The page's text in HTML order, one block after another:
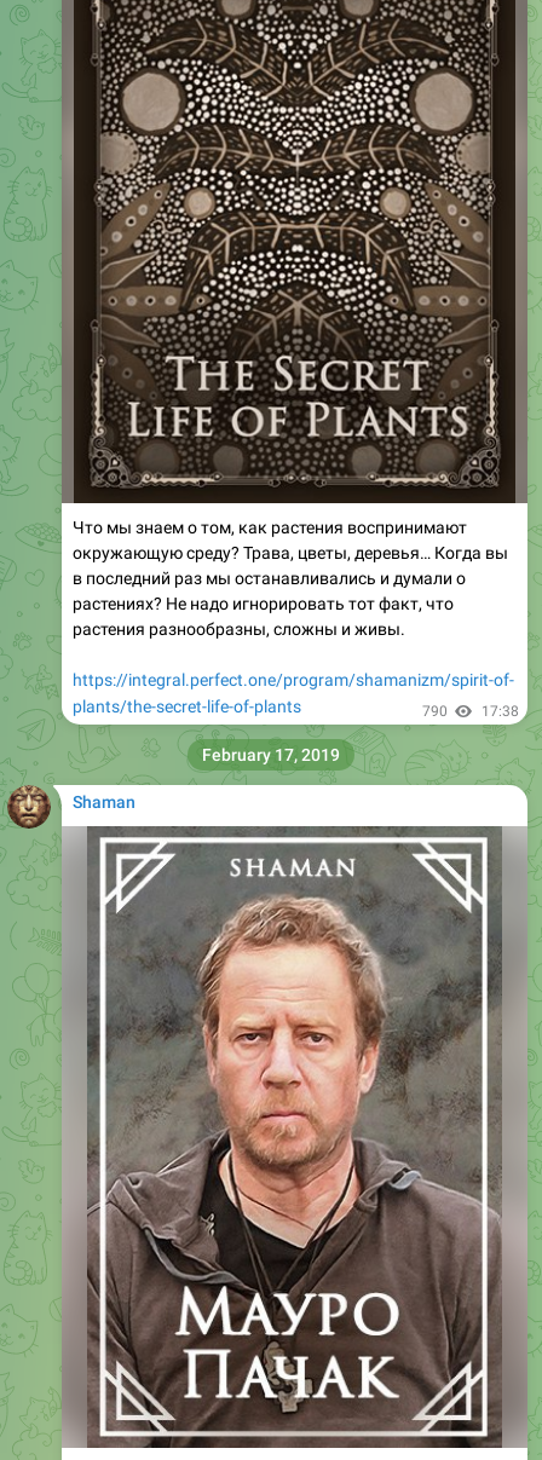
Что мы знаем о том, как растения воспринимают
окружающую среду? Трава, цветы, деревья… Когда вы
в последний раз мы останавливались и думали о
растениях? Не надо игнорировать тот факт, что
растения разнообразны, сложны и живы.
https://integral.perfect.one/program/shamanizm/spirit-of-
plants/the-secret-life-of-plants
790 17:38
Shaman
February 17, 2019